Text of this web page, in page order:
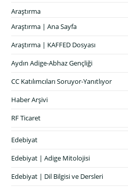
Araştırma
Araştırma | Ana Sayfa
Araştırma | KAFFED Dosyası
Aydın Adige-Abhaz Gençliği
CC Katılımcıları Soruyor-Yanıtlıyor
Haber Arşivi
RF Ticaret
Edebiyat
Edebiyat | Adige Mitolojisi
Edebiyat | Dil Bilgisi ve Dersleri